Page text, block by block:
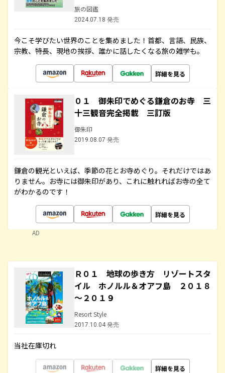
旅の図鑑
2024.07.18 発売
今こそ学びたい世界のことを集めました！首都、言語、民族、
宗教、特長、現地の挨拶、誰かに話したくなる旅の雑学も。
詳細を見る
０１ 御朱印でめぐる鎌倉のお寺 三
十三観音完全掲載 三訂版
御朱印
2019.08.07 発売
鎌倉の観光といえば、季節の花とお寺めぐり。それだけではあ
りません。お寺には御朱印があり、これに触れればお寺の全て
がわかるのです！
詳細を見る
AD
Ｒ０１ 地球の歩き方 リゾートスタ
イル ホノルル＆オアフ島 ２０１８
～２０１９
Resort Style
2017.10.04 発売
当社在庫切れ
詳細を見る